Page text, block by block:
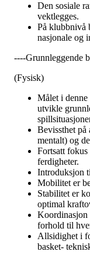
Den sosiale
vektlegges.
På klubbnivå
nasjonale og
----Grunnleggende
(Fysisk)
Målet i denne
utvikle
Bevissthet på
mentalt) og
Fortsatt fokus
ferdigheter.
Introduksjon
Mobilitet er
Stabilitet er
optimal
Koordinasjon
forhold til
Allsidighet i
basket-